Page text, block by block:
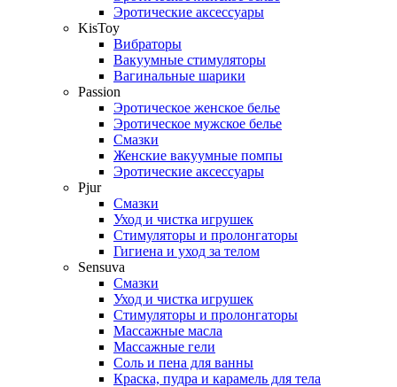
Эротические аксессуары
KisToy
Вибраторы
Вакуумные стимуляторы
Вагинальные шарики
Passion
Эротическое женское белье
Эротическое мужское белье
Смазки
Женские вакуумные помпы
Эротические аксессуары
Pjur
Смазки
Уход и чистка игрушек
Стимуляторы и пролонгаторы
Гигиена и уход за телом
Sensuva
Смазки
Уход и чистка игрушек
Стимуляторы и пролонгаторы
Массажные масла
Массажные гели
Соль и пена для ванны
Краска, пудра и карамель для тела